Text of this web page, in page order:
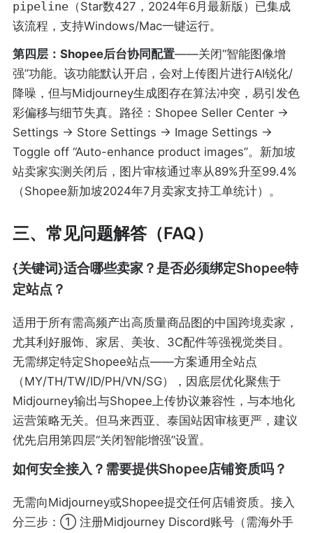
pipeline（Star数427，2024年6月最新版）已集成
该流程，支持Windows/Mac一键运行。
第四层：Shopee后台协同配置——关闭“智能图像增
强”功能。该功能默认开启，会对上传图片进行AI锐化/
降噪，但与Midjourney生成图存在算法冲突，易引发色
彩偏移与细节失真。路径：Shopee Seller Center →
Settings → Store Settings → Image Settings →
Toggle off “Auto-enhance product images”。新加坡
站卖家实测关闭后，图片审核通过率从89%升至99.4%
（Shopee新加坡2024年7月卖家支持工单统计）。
三、常见问题解答（FAQ）
{关键词}适合哪些卖家？是否必须绑定Shopee特
定站点？
适用于所有需高频产出高质量商品图的中国跨境卖家，
尤其利好服饰、家居、美妆、3C配件等强视觉类目。
无需绑定特定Shopee站点——方案通用全站点
（MY/TH/TW/ID/PH/VN/SG），因底层优化聚焦于
Midjourney输出与Shopee上传协议兼容性，与本地化
运营策略无关。但马来西亚、泰国站因审核更严，建议
优先启用第四层“关闭智能增强”设置。
如何安全接入？需要提供Shopee店铺资质吗？
无需向Midjourney或Shopee提交任何店铺资质。接入
分三步：① 注册Midjourney Discord账号（需海外手